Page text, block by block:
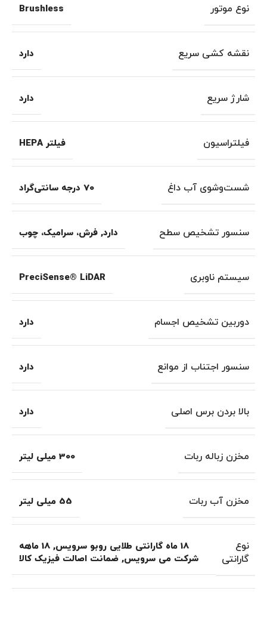
نوع موتور Brushless
نقشه کشی سریع دارد
شارژ سریع دارد
فیلتراسیون فیلتر HEPA
شست‌وشوی آب داغ 70 درجه سانتی‌گراد
سنسور تشخیص سطح دارد, فرش، سرامیک، چوب
سیستم ناوبری PreciSense® LiDAR
دوربین تشخیص اجسام دارد
سنسور اجتناب از موانع دارد
بالا بردن برس اصلی دارد
مخزن زباله ربات 300 میلی لیتر
مخزن آب ربات 55 میلی لیتر
نوع
گارانتی
18 ماه گارانتی طلایی روبو سرویس ,
18 ماهه
شرکت می سرویس, ضمانت اصالت فیزیک کالا